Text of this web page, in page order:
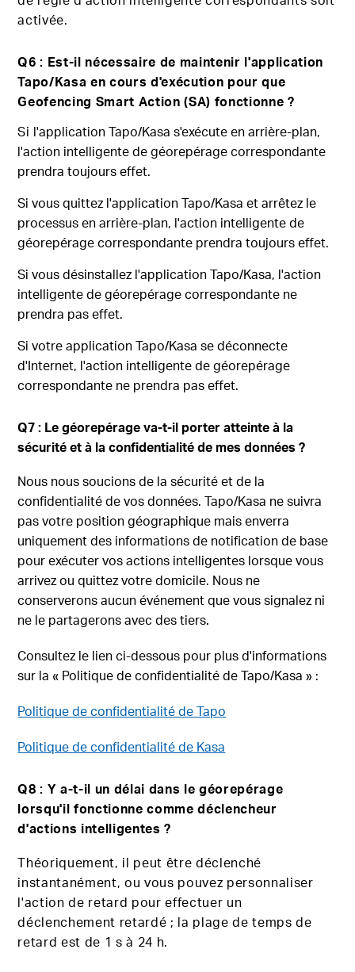
activée.
Q6 : Est-il nécessaire de maintenir l'application
Tapo/Kasa en cours d'exécution pour que
Geofencing Smart Action (SA) fonctionne ?
Si l'application Tapo/Kasa s'exécute en arrière-plan,
l'action intelligente de géorepérage correspondante
prendra toujours effet.
Si vous quittez l'application Tapo/Kasa et arrêtez le
processus en arrière-plan, l'action intelligente de
géorepérage correspondante prendra toujours effet.
Si vous désinstallez l'application Tapo/Kasa, l'action
intelligente de géorepérage correspondante ne
prendra pas effet.
Si votre application Tapo/Kasa se déconnecte
d'Internet, l'action intelligente de géorepérage
correspondante ne prendra pas effet.
Q7 : Le géorepérage va-t-il porter atteinte à la
sécurité et à la confidentialité de mes données ?
Nous nous soucions de la sécurité et de la
confidentialité de vos données. Tapo/Kasa ne suivra
pas votre position géographique mais enverra
uniquement des informations de notification de base
pour exécuter vos actions intelligentes lorsque vous
arrivez ou quittez votre domicile. Nous ne
conserverons aucun événement que vous signalez ni
ne le partagerons avec des tiers.
Consultez le lien ci-dessous pour plus d'informations
sur la « Politique de confidentialité de Tapo/Kasa » :
Politique de confidentialité de Tapo
Politique de confidentialité de Kasa
Q8 : Y a-t-il un délai dans le géorepérage
lorsqu'il fonctionne comme déclencheur
d'actions intelligentes ?
Théoriquement, il peut être déclenché
instantanément, ou vous pouvez personnaliser
l'action de retard pour effectuer un
déclenchement retardé ; la plage de temps de
retard est de 1 s à 24 h.